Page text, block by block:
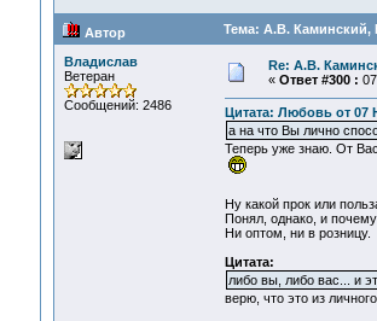
Автор Тема: А.В. Каминский,
Владислав
Ветеран
Сообщений: 2486
Re: А.В.
« Ответ #300 :
Цитата: Любовь от 07
а на что Вы лично
Теперь уже знаю. От
Ну какой прок или
Понял, однако, и
Ни оптом, ни в розницу.
Цитата:
либо вы, либо вас... и
верю, что это из